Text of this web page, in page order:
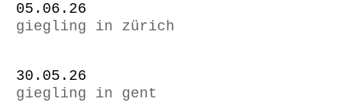
05.06.26
giegling in zürich
30.05.26
giegling in gent